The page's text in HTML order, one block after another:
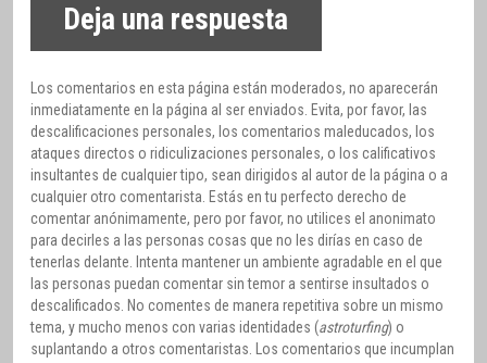
Deja una respuesta
Los comentarios en esta página están moderados, no aparecerán
inmediatamente en la página al ser enviados. Evita, por favor, las
descalificaciones personales, los comentarios maleducados, los
ataques directos o ridiculizaciones personales, o los calificativos
insultantes de cualquier tipo, sean dirigidos al autor de la página o a
cualquier otro comentarista. Estás en tu perfecto derecho de
comentar anónimamente, pero por favor, no utilices el anonimato
para decirles a las personas cosas que no les dirías en caso de
tenerlas delante. Intenta mantener un ambiente agradable en el que
las personas puedan comentar sin temor a sentirse insultados o
descalificados. No comentes de manera repetitiva sobre un mismo
tema, y mucho menos con varias identidades (astroturfing) o
suplantando a otros comentaristas. Los comentarios que incumplan